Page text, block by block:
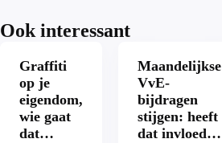
Ook interessant
Graffiti
op je
eigendom,
wie gaat
dat
Maandelijkse
VvE-
bijdragen
stijgen: heeft
dat invloed